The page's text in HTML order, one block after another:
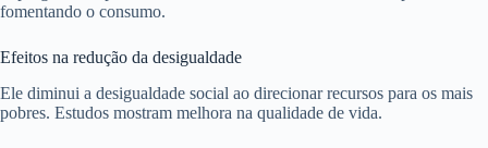
fomentando o consumo.
Efeitos na redução da desigualdade
Ele diminui a desigualdade social ao direcionar recursos para os mais
pobres. Estudos mostram melhora na qualidade de vida.